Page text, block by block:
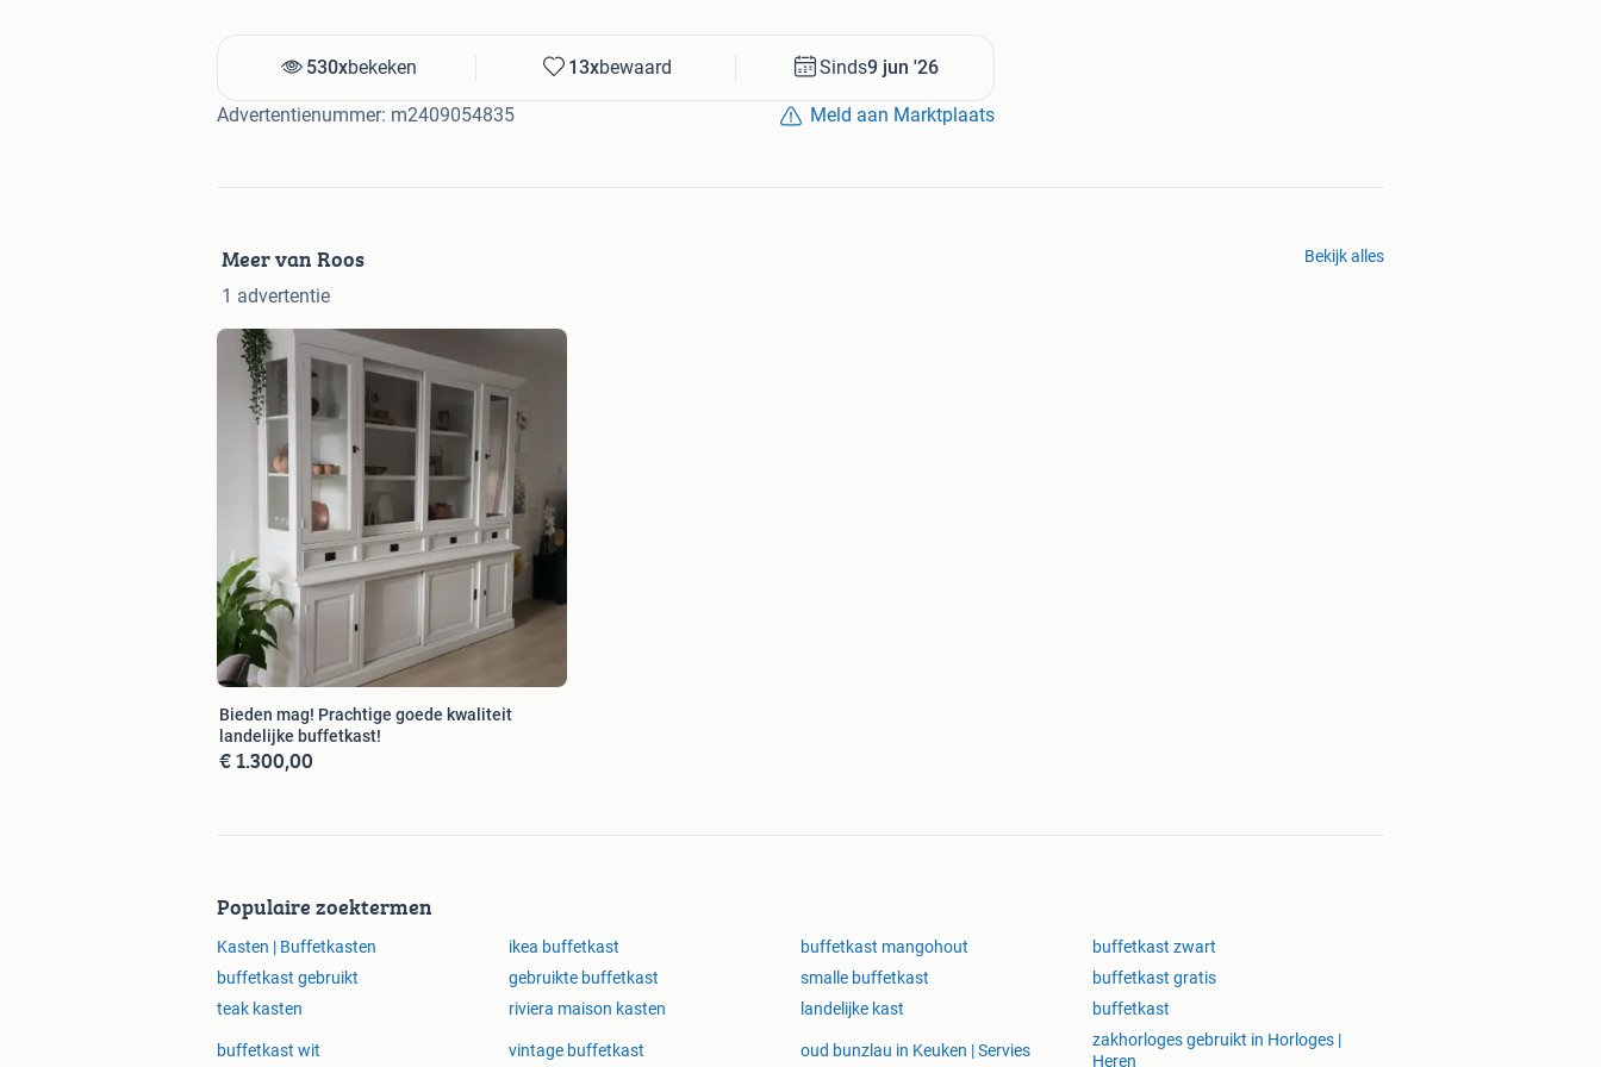
530xbekeken 13xbewaard Sinds9 jun '26
Advertentienummer: m2409054835 Meld aan Marktplaats
Meer van Roos
1 advertentie
Bekijk alles
Bieden mag! Prachtige goede kwaliteit
landelijke buffetkast!
€ 1.300,00
Populaire zoektermen
Kasten | Buffetkasten ikea buffetkast buffetkast mangohout
buffetkast zwart
buffetkast gebruikt
gebruikte buffetkast smalle buffetkast
buffetkast gratis
teak kasten
riviera maison kasten landelijke kast buffetkast
buffetkast wit vintage buffetkast oud bunzlau in Keuken | Servies
zakhorloges gebruikt in Horloges |
Heren